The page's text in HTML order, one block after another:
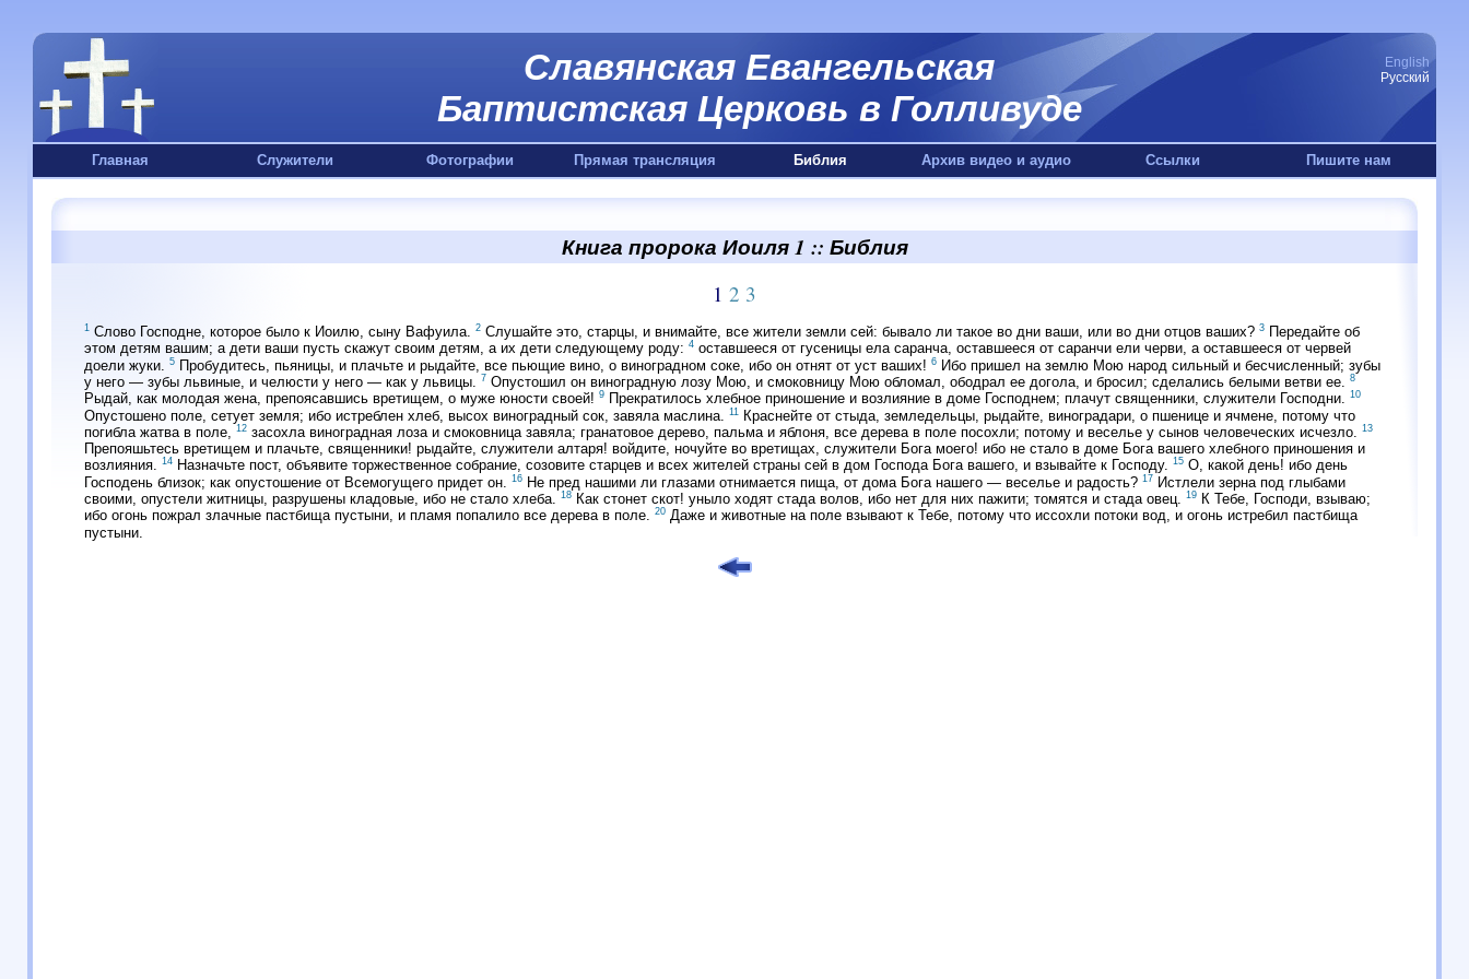
Славянская Евангельская
Баптистская Церковь в Голливуде
English
Русский
Главная Служители Фотографии Прямая трансляция Библия Архив видео и аудио Ссылки Пишите нам
Книга пророка Иоиля 1 :: Библия
1 2 3
1 Слово Господне, которое было к Иоилю, сыну Вафуила. 2 Слушайте это, старцы, и внимайте, все жители земли сей: бывало ли такое во дни ваши, или во дни отцов ваших? 3 Передайте об
этом детям вашим; а дети ваши пусть скажут своим детям, а их дети следующему роду: 4 оставшееся от гусеницы ела саранча, оставшееся от саранчи ели черви, а оставшееся от червей
доели жуки.
5 Пробудитесь, пьяницы, и плачьте и рыдайте, все пьющие вино, о виноградном соке, ибо он отнят от уст ваших! 6 Ибо пришел на землю Мою народ сильный и бесчисленный; зубы
у него — зубы львиные, и челюсти у него — как у львицы. 7 Опустошил он виноградную лозу Мою, и смоковницу Мою обломал, ободрал ее догола, и бросил; сделались белыми ветви ее. 8
Рыдай, как молодая жена, препоясавшись вретищем, о муже юности своей! 9 Прекратилось хлебное приношение и возлияние в доме Господнем; плачут священники, служители Господни. 10
Опустошено поле, сетует земля; ибо истреблен хлеб, высох виноградный сок, завяла маслина. 11
Краснейте от стыда, земледельцы, рыдайте, виноградари, о пшенице и ячмене, потому что
погибла жатва в поле, 12 засохла виноградная лоза и смоковница завяла; гранатовое дерево, пальма и яблоня, все дерева в поле посохли; потому и веселье у сынов человеческих исчезло. 13
Препояшьтесь вретищем и плачьте, священники! рыдайте, служители алтаря! войдите, ночуйте во вретищах, служители Бога моего! ибо не стало в доме Бога вашего хлебного приношения и
возлияния. 14 Назначьте пост, объявите торжественное собрание, созовите старцев и всех жителей страны сей в дом Господа Бога вашего, и взывайте к Господу. 15 О, какой день! ибо день
Господень близок; как опустошение от Всемогущего придет он.
16 Не пред нашими ли глазами отнимается пища, от дома Бога нашего — веселье и радость? 17 Истлели зерна под глыбами
своими, опустели житницы, разрушены кладовые, ибо не стало хлеба. 18 Как стонет скот! уныло ходят стада волов, ибо нет для них пажити; томятся и стада овец. 19 К Тебе, Господи, взываю;
ибо огонь пожрал злачные пастбища пустыни, и пламя попалило все дерева в поле. 20 Даже и животные на поле взывают к Тебе, потому что иссохли потоки вод, и огонь истребил пастбища
пустыни.